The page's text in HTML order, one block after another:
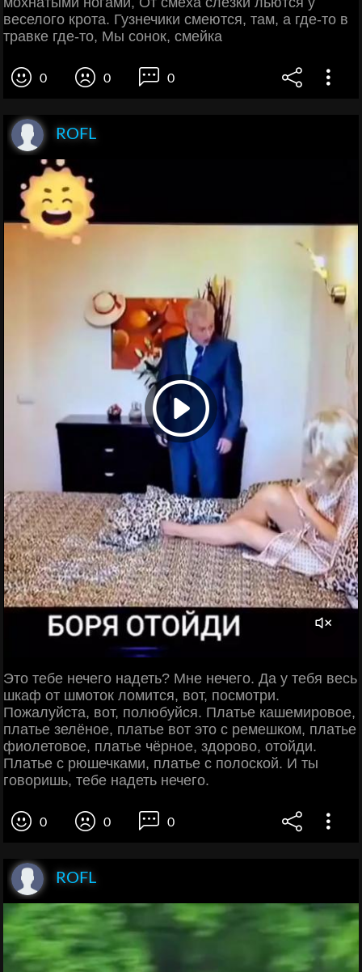
веселого крота. Гузнечики смеются, там, а где-то в
травке где-то, Мы сонок, смейка
0 0 0
ROFL
Это тебе нечего надеть? Мне нечего. Да у тебя весь
шкаф от шмоток ломится, вот, посмотри.
Пожалуйста, вот, полюбуйся. Платье кашемировое,
платье зелёное, платье вот это с ремешком, платье
фиолетовое, платье чёрное, здорово, отойди.
Платье с рюшечками, платье с полоской. И ты
говоришь, тебе надеть нечего.
0 0 0
ROFL